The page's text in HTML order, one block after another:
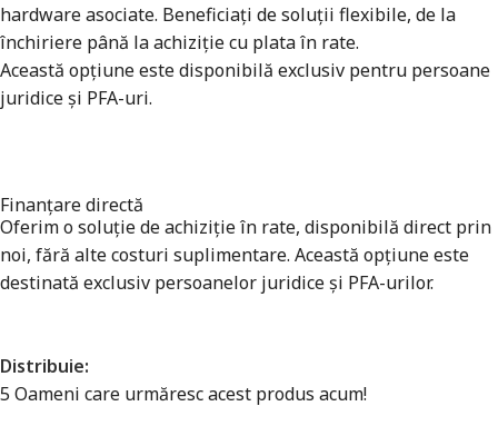
hardware asociate. Beneficiați de soluții flexibile, de la
închiriere până la achiziție cu plata în rate.
Această opțiune este disponibilă exclusiv pentru persoane
juridice și PFA-uri.
Finanțare directă
Oferim o soluție de achiziție în rate, disponibilă direct prin
noi, fără alte costuri suplimentare. Această opțiune este
destinată exclusiv persoanelor juridice și PFA-urilor.
Distribuie:
5 Oameni care urmăresc acest produs acum!